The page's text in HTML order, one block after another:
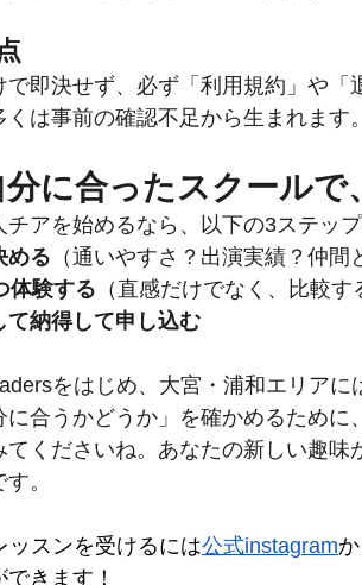
で即決せず、必ず「利用規約」や「
は事前の確認不足から生まれます。
分に合ったスクールで
アを始めるなら、以下の3ステッ
める （通いやすさ？出演実績？仲間
体験する （直感だけでなく、比較
て納得して申し込む
をはじめ、大宮・浦和エリアに
に合うかどうか」を確かめるため
てくださいね。あなたの新しい趣
。
ッスンを受けるには公式instagram
きます！